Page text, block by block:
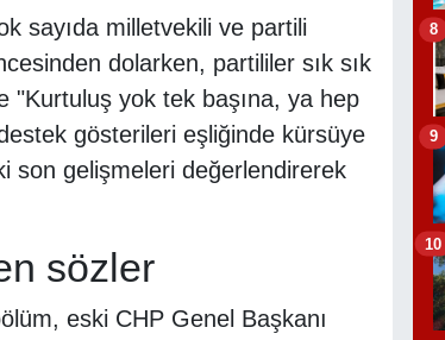
sayıda milletvekili ve partili
dolarken, partililer sık sık
"Kurtuluş yok tek başına, ya hep
gösterileri eşliğinde kürsüye
son gelişmeleri değerlendirerek
sözler
eski CHP Genel Başkanı
8
9
10